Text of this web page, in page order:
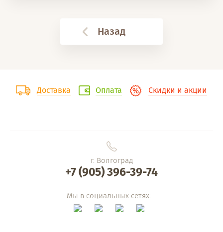
Назад
Доставка Оплата Скидки и акции
г. Волгоград
+7 (905) 396-39-74
Мы в социальных сетях: